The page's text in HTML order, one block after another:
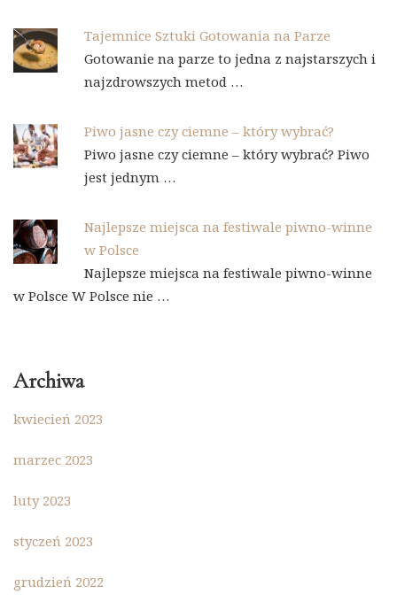
Tajemnice Sztuki Gotowania na Parze
Gotowanie na parze to jedna z najstarszych i
najzdrowszych metod …
Piwo jasne czy ciemne – który wybrać?
Piwo jasne czy ciemne – który wybrać? Piwo
jest jednym …
Najlepsze miejsca na festiwale piwno-winne
w Polsce
Najlepsze miejsca na festiwale piwno-winne
w Polsce W Polsce nie …
Archiwa
kwiecień 2023
marzec 2023
luty 2023
styczeń 2023
grudzień 2022